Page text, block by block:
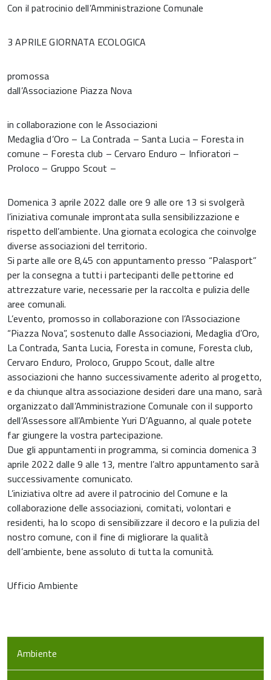
Con il patrocinio dell’Amministrazione Comunale
3 APRILE GIORNATA ECOLOGICA
promossa
dall’Associazione Piazza Nova
in collaborazione con le Associazioni
Medaglia d’Oro – La Contrada – Santa Lucia – Foresta in
comune – Foresta club – Cervaro Enduro – Infioratori –
Proloco – Gruppo Scout –
Domenica 3 aprile 2022 dalle ore 9 alle ore 13 si svolgerà
l’iniziativa comunale improntata sulla sensibilizzazione e
rispetto dell’ambiente. Una giornata ecologica che coinvolge
diverse associazioni del territorio.
Si parte alle ore 8,45 con appuntamento presso “Palasport”
per la consegna a tutti i partecipanti delle pettorine ed
attrezzature varie, necessarie per la raccolta e pulizia delle
aree comunali.
L’evento, promosso in collaborazione con l’Associazione
“Piazza Nova”, sostenuto dalle Associazioni, Medaglia d’Oro,
La Contrada, Santa Lucia, Foresta in comune, Foresta club,
Cervaro Enduro, Proloco, Gruppo Scout, dalle altre
associazioni che hanno successivamente aderito al progetto,
e da chiunque altra associazione desideri dare una mano, sarà
organizzato dall’Amministrazione Comunale con il supporto
dell’Assessore all’Ambiente Yuri D’Aguanno, al quale potete
far giungere la vostra partecipazione.
Due gli appuntamenti in programma, si comincia domenica 3
aprile 2022 dalle 9 alle 13, mentre l’altro appuntamento sarà
successivamente comunicato.
L’iniziativa oltre ad avere il patrocinio del Comune e la
collaborazione delle associazioni, comitati, volontari e
residenti, ha lo scopo di sensibilizzare il decoro e la pulizia del
nostro comune, con il fine di migliorare la qualità
dell’ambiente, bene assoluto di tutta la comunità.
Ufficio Ambiente
Ambiente